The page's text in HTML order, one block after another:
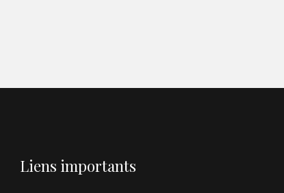
Liens importants